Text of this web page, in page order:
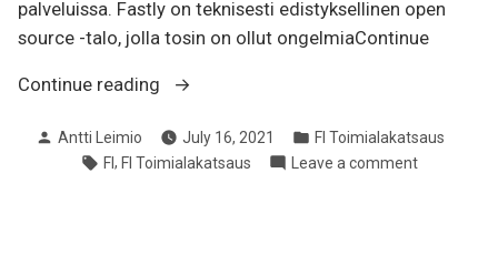
palveluissa. Fastly on teknisesti edistyksellinen open
source -talo, jolla tosin on ollut ongelmiaContinue
Continue reading
“[FI]
katsaus
2021-
Posted
Antti Leimio July 16, 2021
Posted
in
FI Toimialakatsaus
Tags:
FI, FI Toimialakatsaus Leave a commenton